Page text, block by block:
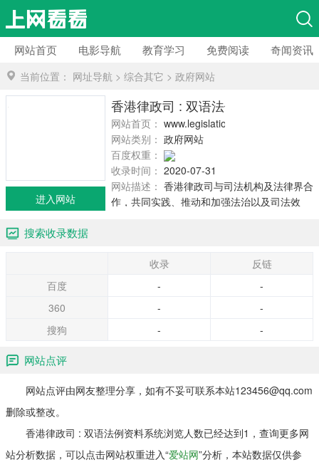
网站首页 电影导航 教育学习 免费阅读 奇闻资讯
当前位置： 网址导航 > 综合其它 > 政府网站
香港律政司 : 双语法例资料系统
网站首页： www.legislation.gov.hk
网站类别： 政府网站
百度权重：
收录时间： 2020-07-31
网站描述： 香港律政司与司法机构及法律界合
作，共同实践、推动和加强法治以及司法效
的行动过程有什么困难、影响和责任； 恪守法
进入网站
搜索收录数据
收录
反链
百度
-
-
360
-
-
搜狗
- -
网站点评
网站点评由网友整理分享，如有不妥可联系本站123456@qq.com
删除或整改。
香港律政司 : 双语法例资料系统浏览人数已经达到1，查询更多网
站分析数据，可以点击网站权重进入“爱站网”分析，本站数据仅供参